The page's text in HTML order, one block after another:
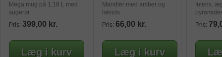
Mega mug på 1,18 L med
sugerør
Pris: 399,00 kr.
Mandler med amber og
lakrids
Pris: 66,00 kr.
Intens,
Pris: